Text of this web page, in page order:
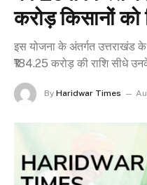
करोड़ किसानों को
इस योजना के अंतर्गत उत्तराखंड
₹184.25 करोड़ की राशि सीधे
By Haridwar Times